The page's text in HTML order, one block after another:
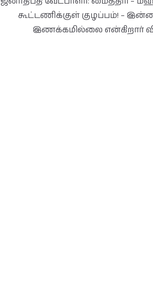
கூட்டணிக்குள் குழப்பம்! –
இணக்கமில்லை என்கிறார்